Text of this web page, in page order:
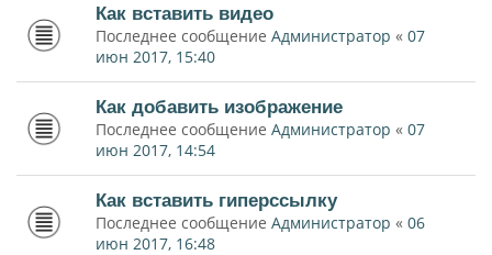
Как вставить видео
Последнее сообщение Администратор « 07
июн 2017, 15:40
Как добавить изображение
Последнее сообщение Администратор « 07
июн 2017, 14:54
Как вставить гиперссылку
Последнее сообщение Администратор « 06
июн 2017, 16:48